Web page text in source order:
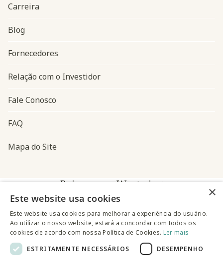
Navegação do rodapé
Carreira
Blog
Fornecedores
Relação com o Investidor
Fale Conosco
FAQ
Mapa do Site
Baixe o app Westwing
×
Este website usa cookies
Este website usa cookies para melhorar a experiência do usuário.
Ao utilizar o nosso website, estará a concordar com todos os
cookies de acordo com nossa Política de Cookies. Ler mais
ESTRITAMENTE NECESSÁRIOS
DESEMPENHO